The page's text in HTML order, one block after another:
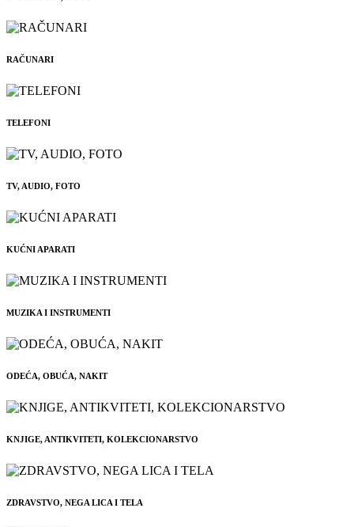
RAČUNARI
TELEFONI
TV, AUDIO, FOTO
KUĆNI APARATI
MUZIKA I INSTRUMENTI
ODEĆA, OBUĆA, NAKIT
KNJIGE, ANTIKVITETI, KOLEKCIONARSTVO
ZDRAVSTVO, NEGA LICA I TELA